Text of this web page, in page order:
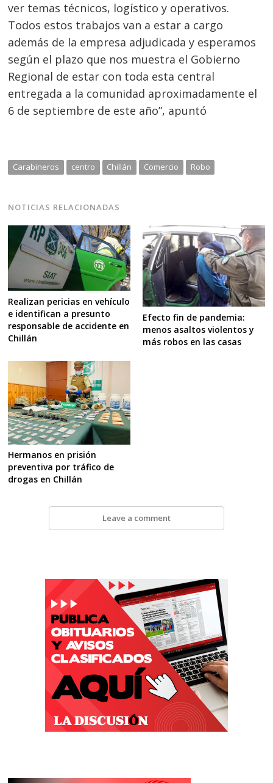
ver temas técnicos, logístico y operativos.
Todos estos trabajos van a estar a cargo
además de la empresa adjudicada y esperamos
según el plazo que nos muestra el Gobierno
Regional de estar con toda esta central
entregada a la comunidad aproximadamente el
6 de septiembre de este año”, apuntó
Carabineros centro Chillán Comercio Robo
NOTICIAS RELACIONADAS
Realizan pericias en vehículo
e identifican a presunto
responsable de accidente en
Chillán
Efecto fin de pandemia:
menos asaltos violentos y
más robos en las casas
Hermanos en prisión
preventiva por tráfico de
drogas en Chillán
Leave a comment